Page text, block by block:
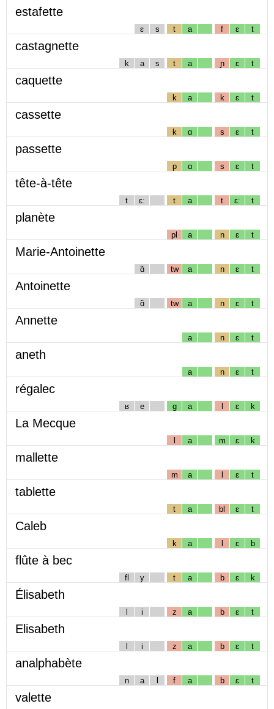
estafette
ɛ s t a f ɛ t
castagnette
k a s t a ɲ ɛ t
caquette
k a k ɛ t
cassette
k ɑ s ɛ t
passette
p ɑ s ɛ t
tête-à-tête
t ɛː t a t ɛː t
planète
pl a n ɛ t
Marie-Antoinette
ɑ̃ tw a n ɛ t
Antoinette
ɑ̃ tw a n ɛ t
Annette
a n ɛ t
aneth
a n ɛ t
régalec
ʁ e g a l ɛ k
La Mecque
l a m ɛ k
mallette
m a l ɛ t
tablette
t a bl ɛ t
Caleb
k a l ɛ b
flûte à bec
fl y t a b ɛ k
Élisabeth
l i z a b ɛ t
Elisabeth
l i z a b ɛ t
analphabète
n a l f a b ɛ t
valette